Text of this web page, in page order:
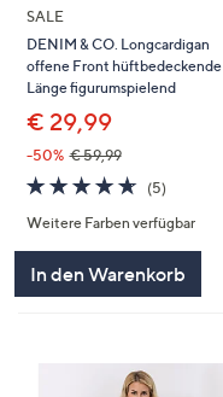
SALE
DENIM & CO. Longcardigan
offene Front hüftbedeckende
Länge figurumspielend
€ 29,99
-50% € 59,99
4.6
von
5
(5)5
Weitere Farben verfügbar
In den Warenkorb